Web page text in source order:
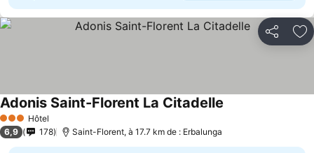
Partager
3 ÉtoilesHôtel
Adonis Saint-Florent La Citadelle
6,9 178 Saint-Florent, à 17.7 km de : Erbalunga